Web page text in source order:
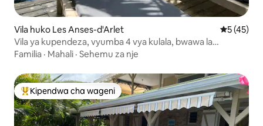
Vila huko Les Anses-d'Arlet Ukadiriaji
5 (45)
Vila ya kupendeza, vyumba 4 vya kulala, bwawa la
kuogelea, ufukweni umbali wa mita 150
Familia · Mahali · Sehemu za nje
Kipendwa maarufu cha wageni
Kipendwa cha wageni